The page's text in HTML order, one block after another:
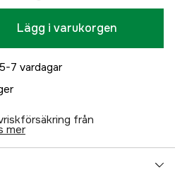
Lägg i varukorgen
7 vardagar
från
mer